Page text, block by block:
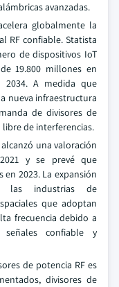
avanzadas.
globalmente la
RF confiable. Statista
de dispositivos IoT
19.800 millones en
2034. A medida que
nueva infraestructura
de divisores de
de interferencias.
una valoración
y se prevé que
2023. La expansión
industrias de
que adoptan
frecuencia debido a
confiable y
de potencia RF es
divisores de